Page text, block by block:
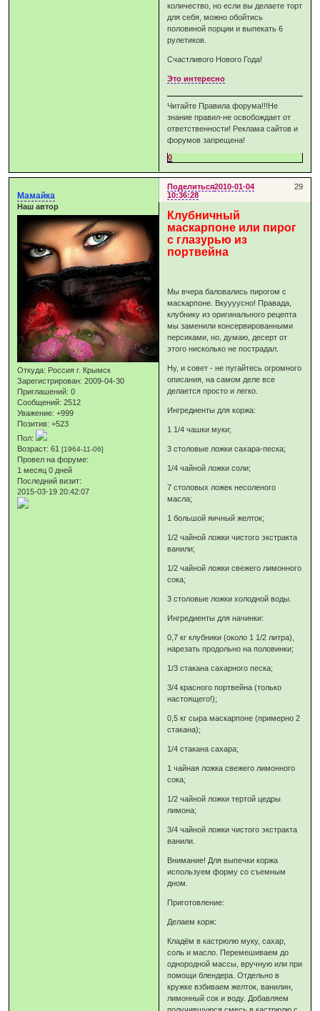
количество, но если вы делаете торт
для себя, можно обойтись
половиной порции и выпекать 6
рулетиков.
Счастливого Нового Года!
Это интересно
Читайте Правила форума!!!Не
знание правил-не освобождает от
ответственности! Реклама сайтов и
форумов запрещена!
0
Поделиться 29
2010-01-04
10:36:28
Мамайка
Наш автор
Откуда: Россия г. Крымск
Зарегистрирован: 2009-04-30
Приглашений: 0
Сообщений: 2512
Уважение: +999
Позитив: +523
Пол:
Возраст: 61[1964-11-06]
Провел на форуме:
1 месяц 0 дней
Последний визит:
2015-03-19 20:42:07
Клубничный
маскарпоне или пирог
с глазурью из
портвейна
Мы вчера баловались пирогом с
маскарпоне. Вкуууусно! Правада,
клубнику из оригинального рецепта
мы заменили консервированными
персиками, но, думаю, десерт от
этого нисколько не пострадал.
Ну, и совет - не пугайтесь огромного
описания, на самом деле все
делается просто и легко.
Ингредиенты для коржа:
1 1/4 чашки муки;
3 столовые ложки сахара-песка;
1/4 чайной ложки соли;
7 столовых ложек несоленого
масла;
1 большой яичный желток;
1/2 чайной ложки чистого экстракта
ванили;
1/2 чайной ложки свежего лимонного
сока;
3 столовые ложки холодной воды.
Ингредиенты для начинки:
0,7 кг клубники (около 1 1/2 литра),
нарезать продольно на половинки;
1/3 стакана сахарного песка;
3/4 красного портвейна (только
настоящего!);
0,5 кг сыра маскарпоне (примерно 2
стакана);
1/4 стакана сахара;
1 чайная ложка свежего лимонного
сока;
1/2 чайной ложки тертой цедры
лимона;
3/4 чайной ложки чистого экстракта
ванили.
Внимание! Для выпечки коржа
используем форму со съемным
дном.
Приготовление:
Делаем корж:
Кладём в кастрюлю муку, сахар,
соль и масло. Перемешиваем до
однородной массы, вручную или при
помощи блендера. Отдельно в
кружке взбиваем желток, ванилин,
лимонный сок и воду. Добавляем